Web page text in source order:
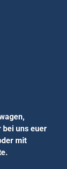
bei uns euer
mit